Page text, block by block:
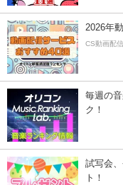
2026年
CS動画配
毎週の
ク！
試写会
ト！